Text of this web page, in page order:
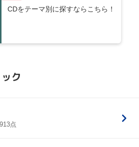
CDをテーマ別に探すならこちら！
ク
点